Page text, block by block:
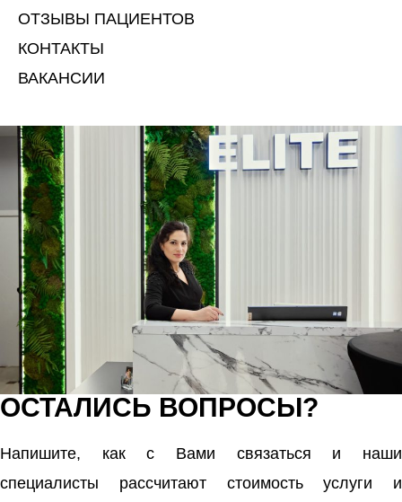
ОТЗЫВЫ ПАЦИЕНТОВ
КОНТАКТЫ
ВАКАНСИИ
ОСТАЛИСЬ ВОПРОСЫ?
Напишите, как с Вами связаться и наши
специалисты рассчитают стоимость услуги и